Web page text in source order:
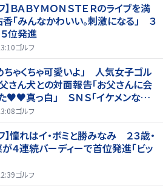
】ＢＡＢＹＭＯＮＳＴＥＲのライブを満
「みんなかわいい。刺激になる」 ３
位発進
ゴルフ
ちゃくちゃ可愛いよ」 人気女子ゴル
さん犬との対面報告「お父さんに会
♥♥真っ白」 ＳＮＳ「イケメンなお
家入りするんですか？」
ゴルフ
】憧れはイ・ボミと勝みなみ ２３歳・
４連続バーディーで首位発進「ビッ
ゴルフ